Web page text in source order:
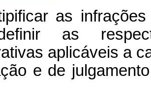
as
as
aplicáveis a
e de